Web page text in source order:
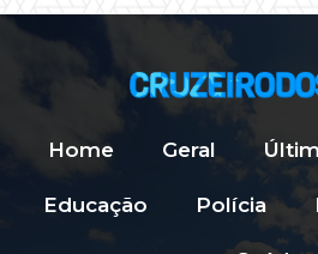
Home Geral
Educação Polícia